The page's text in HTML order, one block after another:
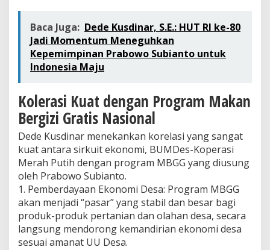
Baca Juga: Dede Kusdinar, S.E.: HUT RI ke-80
Jadi Momentum Meneguhkan
Kepemimpinan Prabowo Subianto untuk
Indonesia Maju
Kolerasi Kuat dengan Program Makan
Bergizi Gratis Nasional
Dede Kusdinar menekankan korelasi yang sangat
kuat antara sirkuit ekonomi, BUMDes-Koperasi
Merah Putih dengan program MBGG yang diusung
oleh Prabowo Subianto.
1. Pemberdayaan Ekonomi Desa: Program MBGG
akan menjadi “pasar” yang stabil dan besar bagi
produk-produk pertanian dan olahan desa, secara
langsung mendorong kemandirian ekonomi desa
sesuai amanat UU Desa.